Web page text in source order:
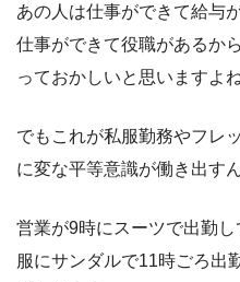
あの人は仕事ができて給与
仕事ができて役職があるか
っておかしいと思いますよね
でもこれが私服勤務やフレ
に変な平等意識が働き出すん
営業が9時にスーツで出勤
服にサンダルで11時ごろ出